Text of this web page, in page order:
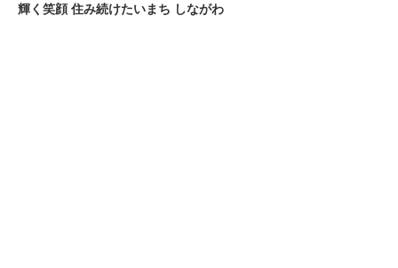
輝く笑顔 住み続けたいまち しながわ